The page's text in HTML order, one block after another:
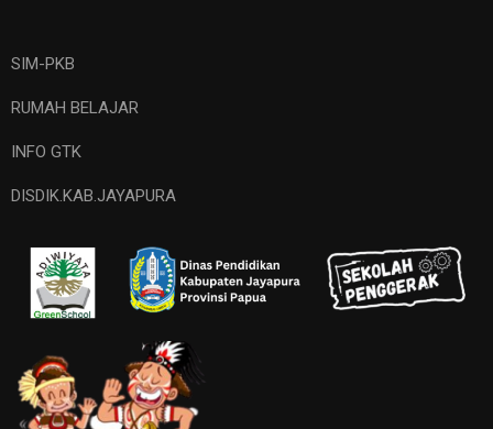
SIM-PKB
RUMAH BELAJAR
INFO GTK
DISDIK.KAB.JAYAPURA